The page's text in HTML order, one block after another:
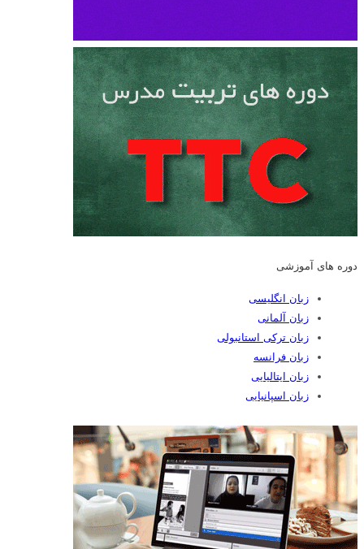
دوره های آموزشی
زبان انگلیسی
زبان آلمانی
زبان ترکی استانبولی
زبان فرانسه
زبان ایتالیایی
زبان اسپانیایی